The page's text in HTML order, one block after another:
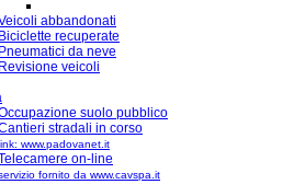
abbandonati
Biciclette recuperate
Pneumatici da neve
Revisione veicoli
suolo pubblico
stradali in corso
www.padovanet.it
on-line
fornito da www.cavspa.it